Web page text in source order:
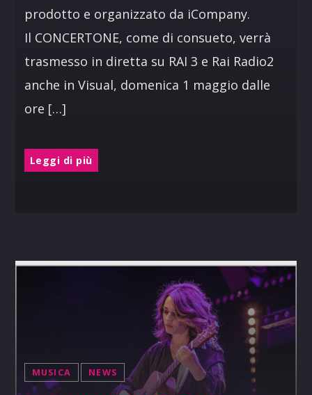
prodotto e organizzato da iCompany.
Il CONCERTONE, come di consueto, verrà
trasmesso in diretta su RAI 3 e Rai Radio2
anche in Visual, domenica 1 maggio dalle
ore […]
Leggi di più
MUSICA NEWS